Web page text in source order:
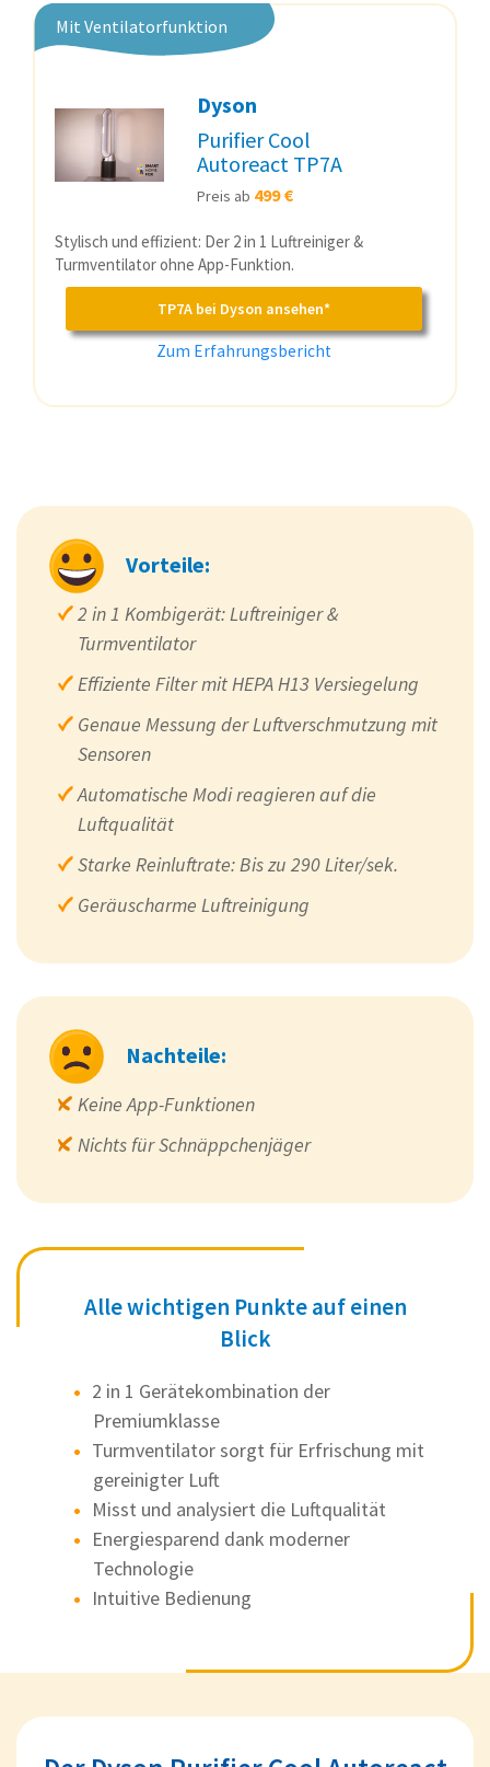
Mit Ventilatorfunktion
Dyson
Purifier Cool
Autoreact TP7A
Preis ab 499 €
Stylisch und effizient: Der 2 in 1 Luftreiniger &
Turmventilator ohne App-Funktion.
TP7A bei Dyson ansehen*
Zum Erfahrungsbericht
Vorteile:
2 in 1 Kombigerät: Luftreiniger &
Turmventilator
Effiziente Filter mit HEPA H13 Versiegelung
Genaue Messung der Luftverschmutzung mit
Sensoren
Automatische Modi reagieren auf die
Luftqualität
Starke Reinluftrate: Bis zu 290 Liter/sek.
Geräuscharme Luftreinigung
Nachteile:
Keine App-Funktionen
Nichts für Schnäppchenjäger
Alle wichtigen Punkte auf einen
Blick
2 in 1 Gerätekombination der
Premiumklasse
Turmventilator sorgt für Erfrischung mit
gereinigter Luft
Misst und analysiert die Luftqualität
Energiesparend dank moderner
Technologie
Intuitive Bedienung